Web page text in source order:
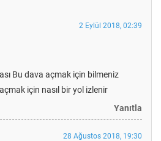
2 Eylül 2018, 02:39
Bu dava açmak için bilmeniz
için nasıl bir yol izlenir
Yanıtla
28 Ağustos 2018, 19:30